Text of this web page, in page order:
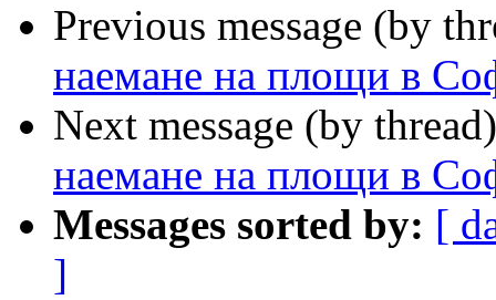
Previous message (by
наемане на площи в
Next message (by
наемане на площи в
Messages sorted by: [
]